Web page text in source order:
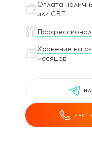
Оплата
или СБП
Хранение на
месяцев